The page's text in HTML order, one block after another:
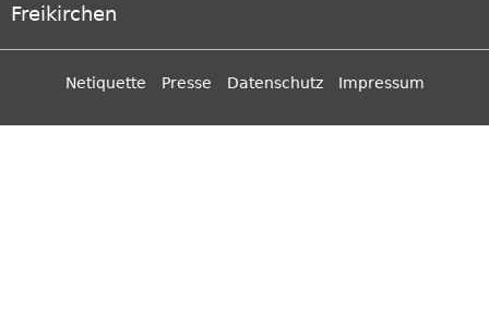
Freikirchen
Netiquette Presse Datenschutz Impressum